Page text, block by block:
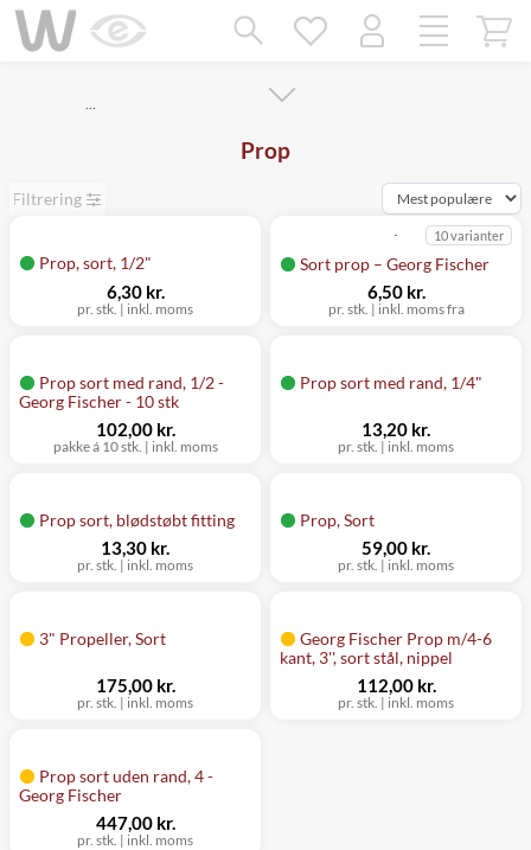
…
Prop
Filtrering
Prop, sort, 1/2"
pr. stk. | inkl. moms
6,30 kr.
Sort prop – Georg Fischer
10 varianter
pr. stk. | inkl. moms fra
6,50 kr.
Prop sort med rand, 1/2 -
Georg Fischer - 10 stk
pakke á 10 stk. | inkl. moms
102,00 kr.
Prop sort med rand, 1/4"
pr. stk. | inkl. moms
13,20 kr.
Prop sort, blødstøbt fitting
pr. stk. | inkl. moms
13,30 kr.
Prop, Sort
pr. stk. | inkl. moms
59,00 kr.
3" Propeller, Sort
pr. stk. | inkl. moms
175,00 kr.
Georg Fischer Prop m/4-6
kant, 3'', sort stål, nippel
pr. stk. | inkl. moms
112,00 kr.
Prop sort uden rand, 4 -
Georg Fischer
pr. stk. | inkl. moms
447,00 kr.
Mangler chatten?
Ret samtykke!